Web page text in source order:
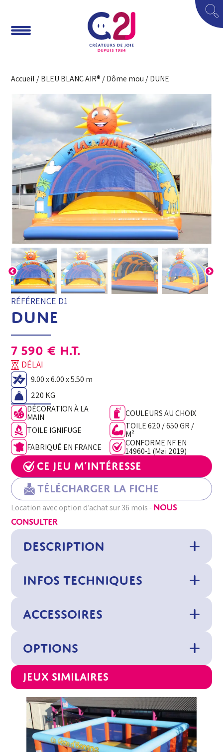
Accueil /BLEU BLANC AIR® /Dôme mou / DUNE
RÉFÉRENCE D1
DUNE
7 590 € H.T.
DÉLAI
9.00 x 6.00 x 5.50 m
220 KG
DÉCORATION À LA
MAIN
COULEURS AU CHOIX
TOILE IGNIFUGE
TOILE 620 / 650 GR /
M²
FABRIQUÉ EN FRANCE
CONFORME NF EN
14960-1 (Mai 2019)
Ce jeu m’intéresse
Télécharger la fiche
Location avec option d’achat sur 36 mois -NOUS
CONSULTER
DESCRIPTION
INFOS TECHNIQUES
ACCESSOIRES
OPTIONS
Jeux similaires